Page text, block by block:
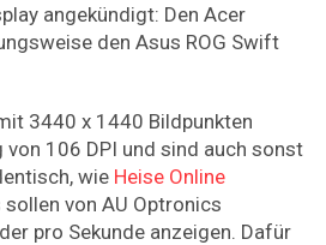
angekündigt: Den Acer
den Asus ROG Swift
3440 x 1440 Bildpunkten
106 DPI und sind auch sonst
wie Heise Online
von AU Optronics
pro Sekunde anzeigen. Dafür